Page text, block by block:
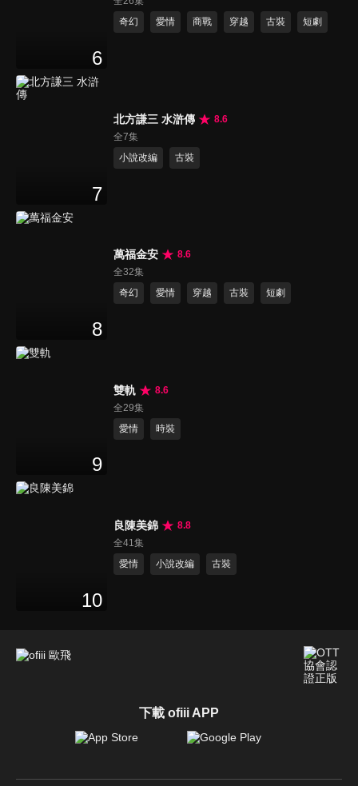
6
奇幻
愛情 商戰 穿越 古裝 短劇
7
北方謙三 水滸傳
8.6
全7集
小說改編
古裝
8
萬福金安
8.6
全32集
奇幻
愛情 穿越 古裝 短劇
9
雙軌
8.6
全29集
愛情
時裝
10
良陳美錦
8.8
全41集
愛情
小說改編 古裝
下載 ofiii APP